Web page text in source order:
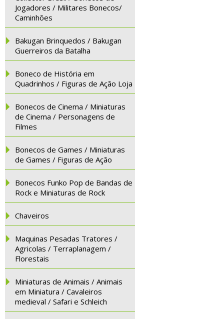
Jogadores / Militares Bonecos/
Caminhões
Bakugan Brinquedos / Bakugan
Guerreiros da Batalha
Boneco de História em
Quadrinhos / Figuras de Ação Loja
Bonecos de Cinema / Miniaturas
de Cinema / Personagens de
Filmes
Bonecos de Games / Miniaturas
de Games / Figuras de Ação
Bonecos Funko Pop de Bandas de
Rock e Miniaturas de Rock
Chaveiros
Maquinas Pesadas Tratores /
Agricolas / Terraplanagem /
Florestais
Miniaturas de Animais / Animais
em Miniatura / Cavaleiros
medieval / Safari e Schleich